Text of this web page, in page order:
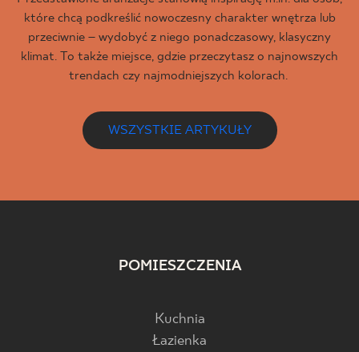
które chcą podkreślić nowoczesny charakter wnętrza lub
przeciwnie – wydobyć z niego ponadczasowy, klasyczny
klimat. To także miejsce, gdzie przeczytasz o najnowszych
trendach czy najmodniejszych kolorach.
WSZYSTKIE ARTYKUŁY
POMIESZCZENIA
Kuchnia
Łazienka